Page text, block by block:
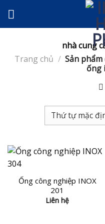
content
nhà cung
Trang chủ / Sản
ống
Ống công nghiệp INOX
201
Liên hệ